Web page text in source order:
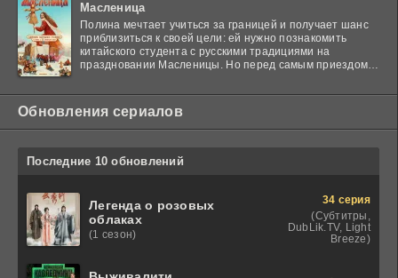
Масленица
Полина мечтает учиться за границей и получает шанс
приблизиться к своей цели: ей нужно познакомить
китайского студента с русскими традициями на
праздновании Масленицы. Но перед самым приездом
Обновления сериалов
Последние 10 обновлений
Легенда о розовых
облаках
(1 сезон)
34 серия
(Субтитры,
DubLik.TV, Light
Breeze)